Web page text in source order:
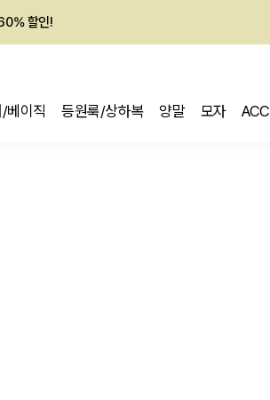
할인!
베이직 등원룩/상하복 양말 모자 ACC